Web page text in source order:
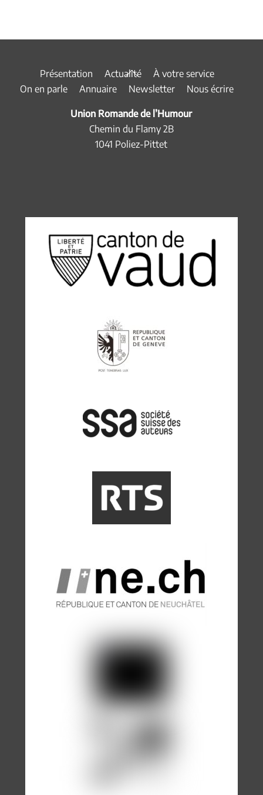
Back
To
Présentation Actualité
À votre service
On en parle
Annuaire Newsletter Nous écrire
Union Romande de l’Humour
Chemin du Flamy 2B
1041 Poliez-Pittet